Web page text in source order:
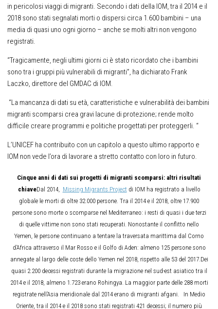
in pericolosi viaggi di migranti. Secondo i dati della IOM, tra il 2014 e il
2018 sono stati segnalati morti o dispersi circa 1.600 bambini – una
media di quasi uno ogni giorno – anche se molti altri non vengono
registrati.
“Tragicamente, negli ultimi giorni ci è stato ricordato che i bambini
sono tra i gruppi più vulnerabili di migranti”, ha dichiarato Frank
Laczko, direttore del GMDAC di IOM.
“La mancanza di dati su età, caratteristiche e vulnerabilità dei bambini
migranti scomparsi crea gravi lacune di protezione; rende molto
difficile creare programmi e politiche progettati per proteggerli. “
L’UNICEF ha contribuito con un capitolo a questo ultimo rapporto e
IOM non vede l’ora di lavorare a stretto contatto con loro in futuro.
Cinque anni di dati sui progetti di migranti scomparsi: altri risultati
chiaveDal 2014, Missing Migrants Project di IOM ha registrato a livello
globale le morti di oltre 32.000 persone. Tra il 2014 e il 2018, oltre 17.900
persone sono morte o scomparse nel Mediterraneo: i resti di quasi i due terzi
di quelle vittime non sono stati recuperati. Nonostante il conflitto nello
Yemen, le persone continuano a tentare la traversata marittima dal Corno
d’Africa attraverso il Mar Rosso e il Golfo di Aden: almeno 125 persone sono
annegate al largo delle coste dello Yemen nel 2018, rispetto alle 53 del 2017.Dei
quasi 2.200 decessi registrati durante la migrazione nel sud-est asiatico tra il
2014 e il 2018, almeno 1.723 erano Rohingya. La maggior parte delle 288 morti
registrate nell’Asia meridionale dal 2014 erano di migranti afgani. In Medio
Oriente, tra il 2014 e il 2018 sono stati registrati 421 decessi; il numero più